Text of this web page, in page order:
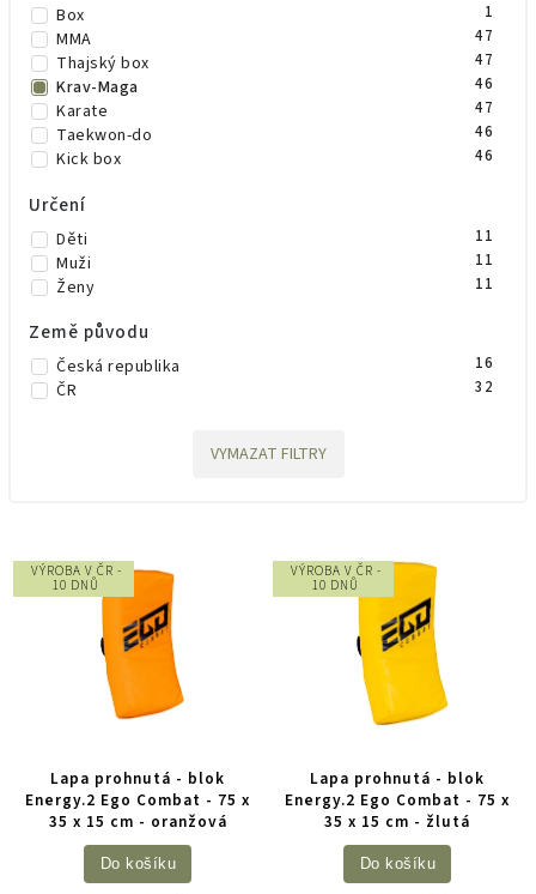
Box 1
MMA 47
Thajský box 47
Krav-Maga 46
Karate 47
Taekwon-do 46
Kick box 46
Určení
Děti 11
Muži 11
Ženy 11
Země původu
Česká republika 16
ČR 32
VYMAZAT FILTRY
VÝROBA V ČR -
10 DNŮ
Lapa prohnutá - blok
Energy.2 Ego Combat - 75 x
35 x 15 cm - oranžová
Do košíku
VÝROBA V ČR -
10 DNŮ
Lapa prohnutá - blok
Energy.2 Ego Combat - 75 x
35 x 15 cm - žlutá
Do košíku